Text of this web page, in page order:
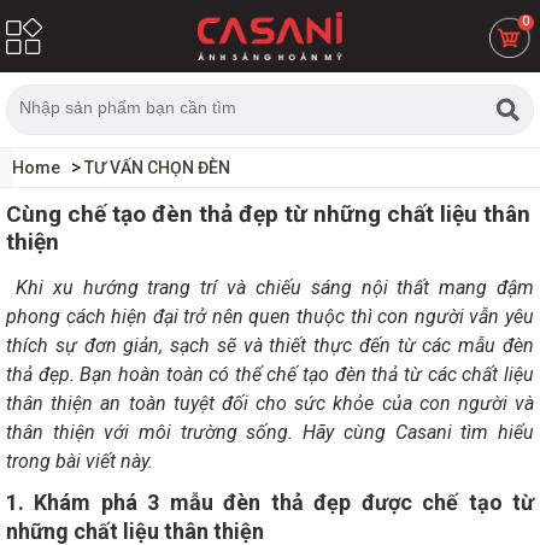
0
Home TƯ VẤN CHỌN ĐÈN
Cùng chế tạo đèn thả đẹp từ những chất liệu thân
thiện
Khi xu hướng trang trí và chiếu sáng nội thất mang đậm
phong cách hiện đại trở nên quen thuộc thì con người vẫn yêu
thích sự đơn giản, sạch sẽ và thiết thực đến từ các mẫu đèn
thả đẹp. Bạn hoàn toàn có thể chế tạo đèn thả từ các chất liệu
thân thiện an toàn tuyệt đối cho sức khỏe của con người và
thân thiện với môi trường sống. Hãy cùng Casani tìm hiểu
trong bài viết này.
1. Khám phá 3 mẫu đèn thả đẹp được chế tạo từ
những chất liệu thân thiện